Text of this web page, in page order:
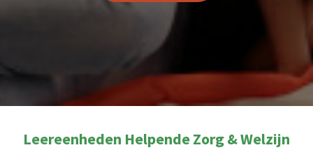
Leereenheden Helpende Zorg & Welzijn